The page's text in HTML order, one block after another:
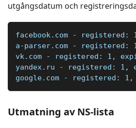
utgångsdatum och
facebook.com -
a-parser.com - registered:
vk.com - registered: 1,
yandex.ru - registered: 1,
google.com - registered:
Utmatning av NS-lista